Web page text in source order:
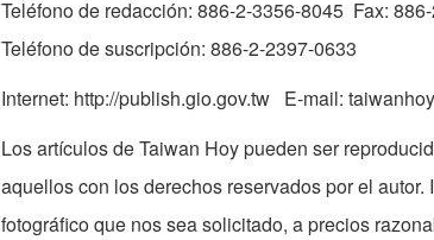
Teléfono de redacción: 886-2-3356-8045 Fax:
Teléfono de suscripción: 886-2-2397-0633
Internet: http://publish.gio.gov.tw E-mail:
Los artículos de Taiwan Hoy pueden ser
aquellos con los derechos reservados por el
fotográfico que nos sea solicitado, a precios